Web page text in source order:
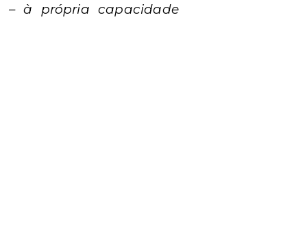
– à própria capacidade